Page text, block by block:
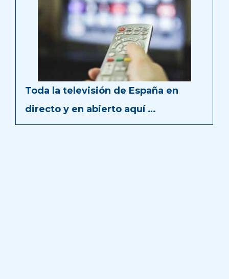
Toda la televisión de España en
directo y en abierto aquí …